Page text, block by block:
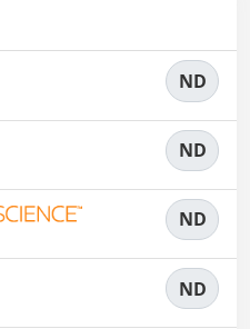
ND
ND
ND
ND